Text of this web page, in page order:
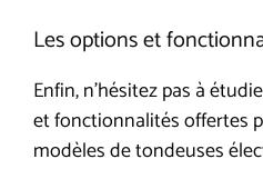
Les options et
Enfin, n’hésitez pas à
et fonctionnalités offertes
modèles de tondeuses